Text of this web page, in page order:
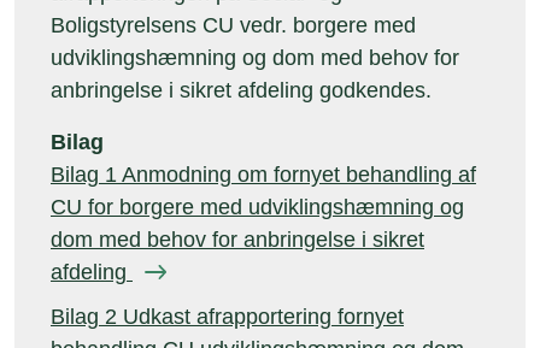
Boligstyrelsens CU vedr. borgere med
udviklingshæmning og dom med behov for
anbringelse i sikret afdeling godkendes.
Bilag
Bilag 1 Anmodning om fornyet behandling af
CU for borgere med udviklingshæmning og
dom med behov for anbringelse i sikret
afdeling
Bilag 2 Udkast afrapportering fornyet